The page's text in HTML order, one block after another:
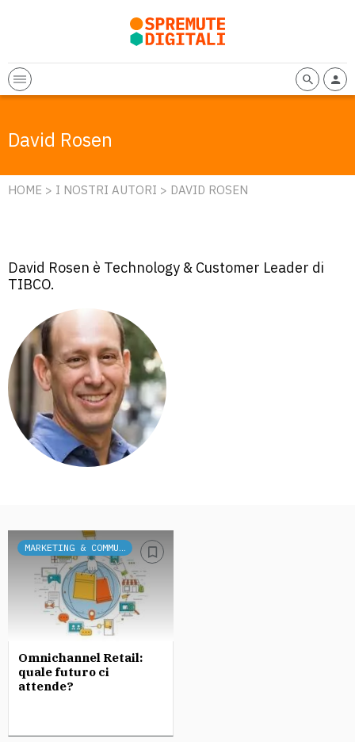
David Rosen
HOME > I NOSTRI AUTORI > DAVID ROSEN
David Rosen è Technology & Customer Leader di
TIBCO.
MARKETING & COMMUNICATION
Omnichannel Retail:
quale futuro ci
attende?